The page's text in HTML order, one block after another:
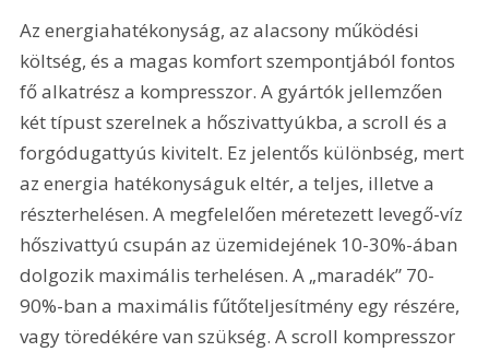
Az energiahatékonyság, az alacsony működési
költség, és a magas komfort szempontjából fontos
fő alkatrész a kompresszor. A gyártók jellemzően
két típust szerelnek a hőszivattyúkba, a scroll és a
forgódugattyús kivitelt. Ez jelentős különbség, mert
az energia hatékonyságuk eltér, a teljes, illetve a
részterhelésen. A megfelelően méretezett levegő-víz
hőszivattyú csupán az üzemidejének 10-30%-ában
dolgozik maximális terhelésen. A „maradék” 70-
90%-ban a maximális fűtőteljesítmény egy részére,
vagy töredékére van szükség. A scroll kompresszor